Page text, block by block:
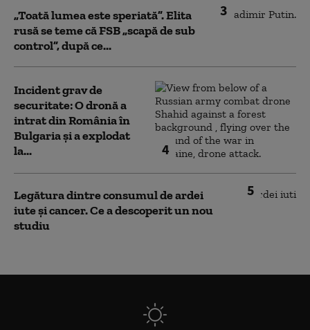
3
„Toată lumea este speriată”. Elita
rusă se teme că FSB „scapă de sub
control”, după ce...
4
Incident grav de
securitate: O dronă a
intrat din România în
Bulgaria şi a explodat
la...
5
Legătura dintre consumul de ardei
iute și cancer. Ce a descoperit un nou
studiu